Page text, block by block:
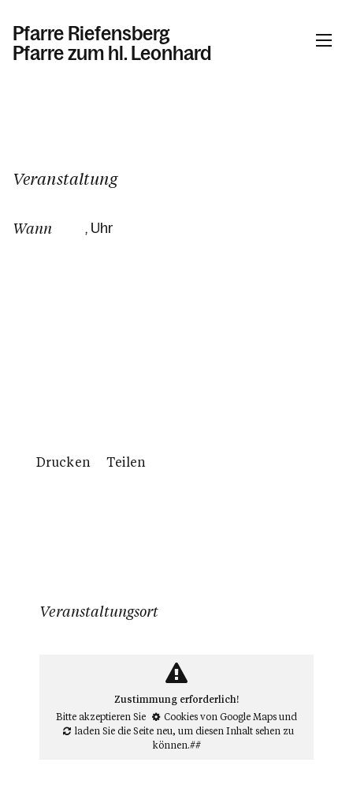
Pfarre Riefensberg
Pfarre zum hl. Leonhard
Kalender
Personen
Veranstaltung
Wann , Uhr
Drucken Teilen
Veranstaltungsort
Zustimmung erforderlich!
Bitte akzeptieren Sie
Cookies von Google Mapsund
laden Sie die Seite neu, um diesen Inhalt sehen zu
können.##